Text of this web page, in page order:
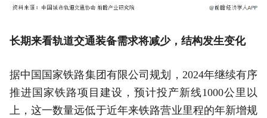
长期来看轨道交通装备需求将减少，结构发生变化
据中国国家铁路集团有限公司规划，2024年继续有序
推进国家铁路项目建设，预计投产新线1000公里以
上，这一数量远低于近年来铁路营业里程的年新增规